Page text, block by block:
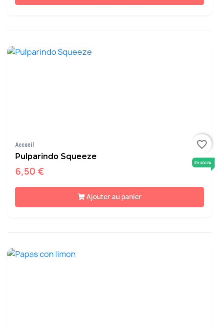
Accueil
Pulparindo Squeeze
6,50 €
En stock
Ajouter au panier
favorite_border